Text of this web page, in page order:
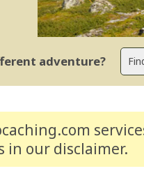
adventure?
in our disclaimer.